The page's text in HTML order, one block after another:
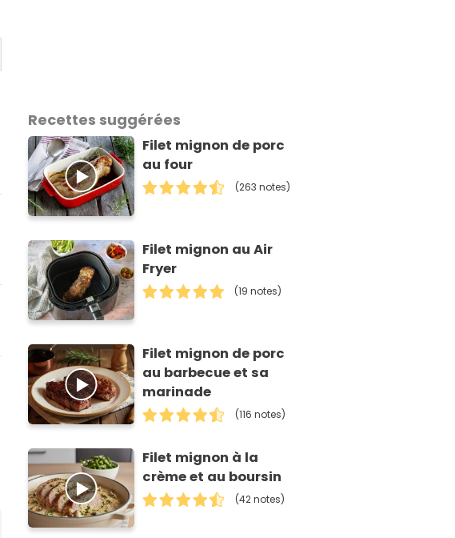
Recettes suggérées
Filet mignon de porc
au four
(263 notes)
Filet mignon au Air
Fryer
(19 notes)
Filet mignon de porc
au barbecue et sa
marinade
(116 notes)
Filet mignon à la
crème et au boursin
(42 notes)